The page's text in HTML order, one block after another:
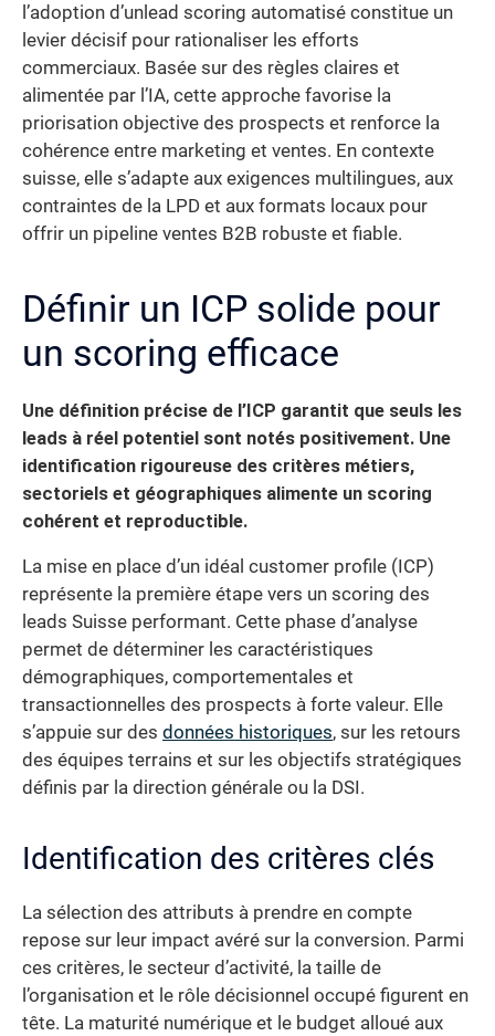
l’adoption d’unlead scoring automatisé constitue un
levier décisif pour rationaliser les efforts
commerciaux. Basée sur des règles claires et
alimentée par l’IA, cette approche favorise la
priorisation objective des prospects et renforce la
cohérence entre marketing et ventes. En contexte
suisse, elle s’adapte aux exigences multilingues, aux
contraintes de la LPD et aux formats locaux pour
offrir un pipeline ventes B2B robuste et fiable.
Définir un ICP solide pour
un scoring efficace
Une définition précise de l’ICP garantit que seuls les
leads à réel potentiel sont notés positivement. Une
identification rigoureuse des critères métiers,
sectoriels et géographiques alimente un scoring
cohérent et reproductible.
La mise en place d’un idéal customer profile (ICP)
représente la première étape vers un scoring des
leads Suisse performant. Cette phase d’analyse
permet de déterminer les caractéristiques
démographiques, comportementales et
transactionnelles des prospects à forte valeur. Elle
s’appuie sur des données historiques, sur les retours
des équipes terrains et sur les objectifs stratégiques
définis par la direction générale ou la DSI.
Identification des critères clés
La sélection des attributs à prendre en compte
repose sur leur impact avéré sur la conversion. Parmi
ces critères, le secteur d’activité, la taille de
l’organisation et le rôle décisionnel occupé figurent en
tête. La maturité numérique et le budget alloué aux